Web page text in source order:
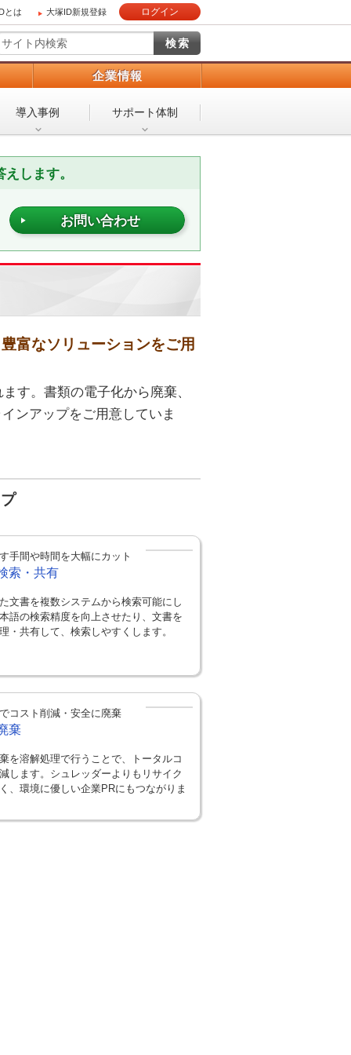
とは 大塚ID新規登録 ログイン
企業情報
導入事例 サポート体制
します。
お問い合わせ
富なソリューションをご用
す。書類の電子化から廃棄、
ンアップをご用意していま
手間や時間を大幅にカット
索・共有
文書を複数システムから検索可能にし
語の検索精度を向上させたり、文書を
・共有して、検索しやすくします。
コスト削減・安全に廃棄
棄
を溶解処理で行うことで、トータルコ
します。シュレッダーよりもリサイク
、環境に優しい企業PRにもつながりま